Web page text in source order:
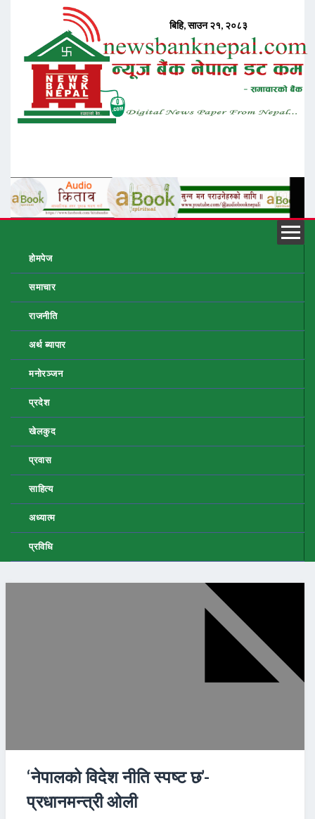
होमपेज
समाचार
राजनीति
अर्थ ब्यापार
मनोरञ्जन
प्रदेश
खेलकुद
प्रवास
साहित्य
अध्यात्म
प्रविधि
‘नेपालको विदेश नीति स्पष्ट छ’-
प्रधानमन्त्री ओली